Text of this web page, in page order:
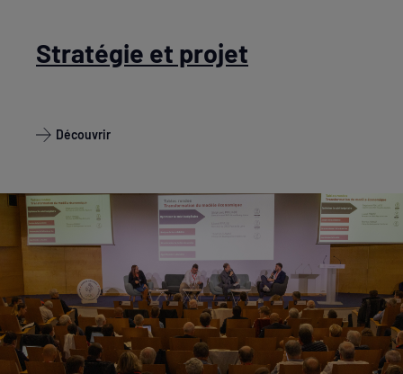
Stratégie et projet
Découvrir